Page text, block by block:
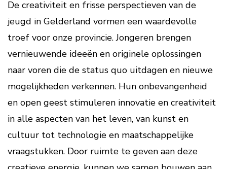
De creativiteit en frisse perspectieven van de
jeugd in Gelderland vormen een waardevolle
troef voor onze provincie. Jongeren brengen
vernieuwende ideeën en originele oplossingen
naar voren die de status quo uitdagen en nieuwe
mogelijkheden verkennen. Hun onbevangenheid
en open geest stimuleren innovatie en creativiteit
in alle aspecten van het leven, van kunst en
cultuur tot technologie en maatschappelijke
vraagstukken. Door ruimte te geven aan deze